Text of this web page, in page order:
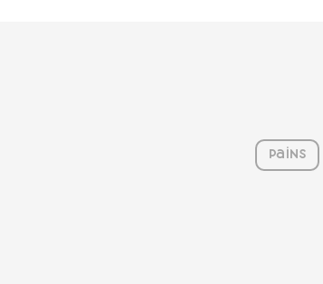
Pains